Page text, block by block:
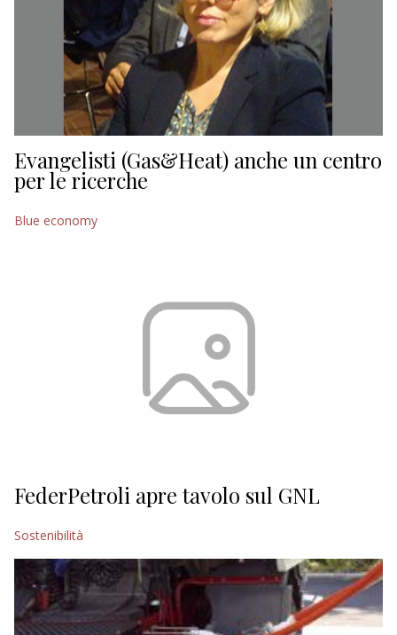
Evangelisti (Gas&Heat) anche un centro
per le ricerche
Blue economy
FederPetroli apre tavolo sul GNL
Sostenibilità